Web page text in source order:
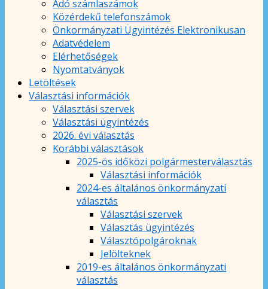
Adó számlaszámok
Közérdekű telefonszámok
Önkormányzati Ügyintézés Elektronikusan
Adatvédelem
Elérhetőségek
Nyomtatványok
Letöltések
Választási információk
Választási szervek
Választási ügyintézés
2026. évi választás
Korábbi választások
2025-ös időközi polgármesterválasztás
Választási információk
2024-es általános önkormányzati
választás
Választási szervek
Választás ügyintézés
Választópolgároknak
Jelölteknek
2019-es általános önkormányzati
választás